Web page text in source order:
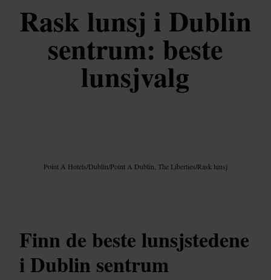
Rask lunsj i Dublin
sentrum: beste
lunsjvalg
Point A Hotels/Dublin/Point A Dublin, The Liberties/Rask lunsj
Finn de beste lunsjstedene
i Dublin sentrum